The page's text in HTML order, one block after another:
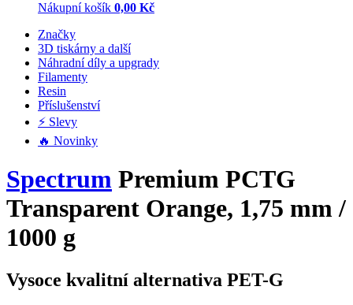
Nákupní košík 0,00 Kč
Značky
3D tiskárny a další
Náhradní díly a upgrady
Filamenty
Resin
Příslušenství
⚡ Slevy
🔥 Novinky
Spectrum Premium PCTG
Transparent Orange, 1,75 mm /
1000 g
Vysoce kvalitní alternativa PET-G